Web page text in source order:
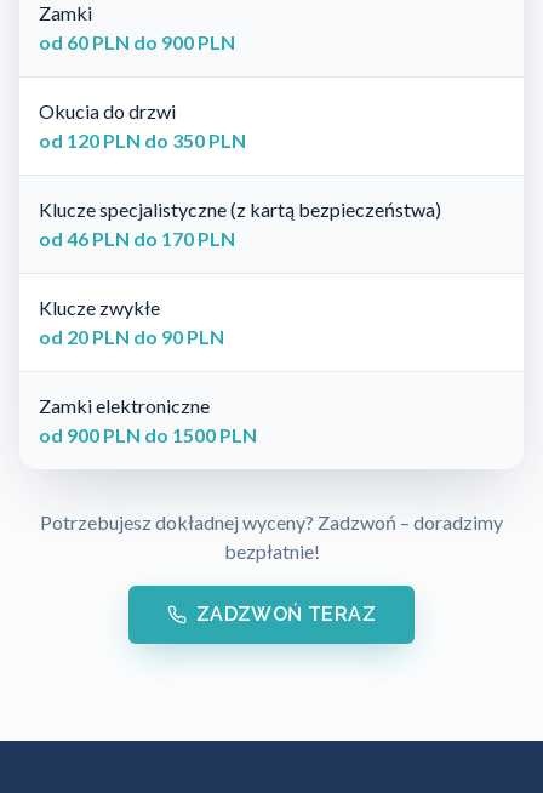
Zamki
od 60 PLN do 900 PLN
Okucia do drzwi
od 120 PLN do 350 PLN
Klucze specjalistyczne (z kartą bezpieczeństwa)
od 46 PLN do 170 PLN
Klucze zwykłe
od 20 PLN do 90 PLN
Zamki elektroniczne
od 900 PLN do 1500 PLN
Potrzebujesz dokładnej wyceny? Zadzwoń – doradzimy
bezpłatnie!
ZADZWOŃ TERAZ